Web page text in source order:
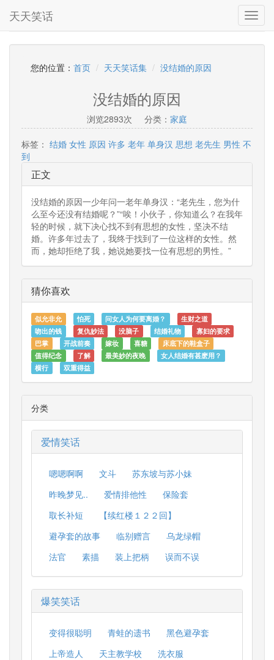
天天笑话
您的位置： 首页 天天笑话集 没结婚的原因
没结婚的原因
浏览2893次 分类： 家庭
标签： 结婚 女性 原因 许多 老年 单身汉 思想 老先生 男性 不
到
正文
没结婚的原因一少年问一老年单身汉：“老先生，您为什
么至今还没有结婚呢？”“唉！小伙子，你知道么？在我年
轻的时候，就下决心找不到有思想的女性，坚决不结
婚。许多年过去了，我终于找到了一位这样的女性。然
而，她却拒绝了我，她说她要找一位有思想的男性。”
猜你喜欢
似允非允 怕死 问女人为何要离婚？
生财之道
吻出的钱
复仇妙法 没脑子 结婚礼物
寡妇的要求
巴掌
开战前奏 嫁妆 喜糖
床底下的鞋盒子
值得纪念
了解 最美妙的夜晚
女人结婚有甚麽用？
横行
双重得益
分类
爱情笑话
嗯嗯啊啊 文斗
苏东坡与苏小妹
昨晚梦见..
爱情排他性
保险套
取长补短
【续红楼１２２回】
避孕套的故事
临别赠言
乌龙绿帽
法官
素描 装上把柄 误而不误
爆笑笑话
变得很聪明 青蛙的遗书
黑色避孕套
上帝造人
天主教学校
洗衣服